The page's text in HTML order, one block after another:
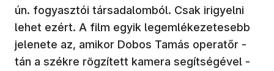
ún. fogyasztói társadalomból. Csak irigyelni
lehet ezért. A film egyik legemlékezetesebb
jelenete az, amikor Dobos Tamás operatőr -
tán a székre rögzített kamera segítségével -